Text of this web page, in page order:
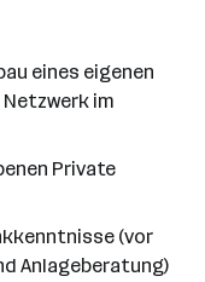
eines eigenen
im
Private
(vor
Anlageberatung)